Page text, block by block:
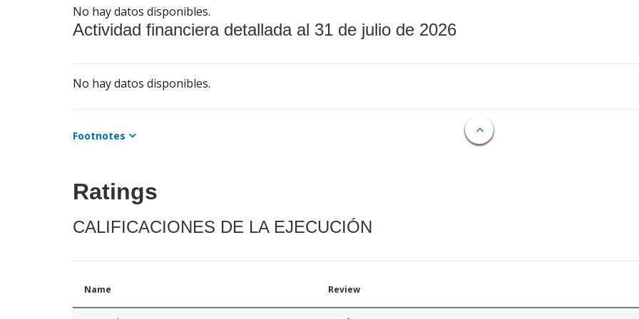
No hay datos disponibles.
Actividad financiera detallada al 31 de julio de 2026
No hay datos disponibles.
Footnotes
Ratings
CALIFICACIONES DE LA EJECUCIÓN
Name Review